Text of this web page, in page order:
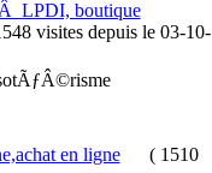
LPDI, boutique
visites depuis le 03-10-
en ligne(1510